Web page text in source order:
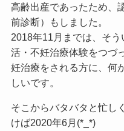
高齢出産であったため、
前診断）もしました。
2018年11月までは、そ
活・不妊治療体験をつづ
妊治療をされる方に、何
しいです。
そこからバタバタと忙し
けば2020年6月(*_*)